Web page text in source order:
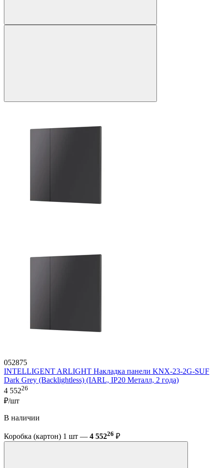
052875
INTELLIGENT ARLIGHT Накладка панели KNX-23-2G-SUF
Dark Grey (Backlightless) (IARL, IP20 Металл, 2 года)
4 55226
₽/шт
В наличии
Коробка (картон) 1 шт — 4 55226 ₽